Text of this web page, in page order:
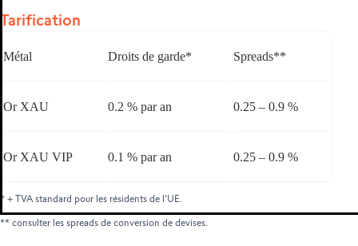
Tarification
Métal Droits de garde* Spreads**
Or XAU 0.2 % par an 0.25 – 0.9 %
Or XAU VIP 0.1 % par an 0.25 – 0.9 %
* + TVA standard pour les résidents de l’UE.
** consulter les spreads de conversion de devises.